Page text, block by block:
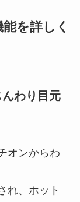
を詳しく
わり目元
オンからわ
れ、ホット